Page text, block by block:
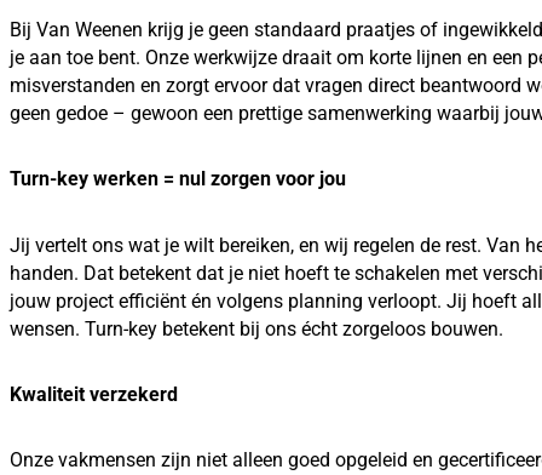
Bij Van Weenen krijg je geen standaard praatjes of
je aan toe bent. Onze werkwijze draait om korte lijnen en
misverstanden en zorgt ervoor dat vragen direct beantwoord
geen gedoe – gewoon een prettige samenwerking waarbij
Turn-key werken = nul zorgen voor jou
Jij vertelt ons wat je wilt bereiken, en wij regelen de rest. Van
handen. Dat betekent dat je niet hoeft te schakelen met
jouw project efficiënt én volgens planning verloopt. Jij hoeft
wensen. Turn-key betekent bij ons écht zorgeloos bouwen.
Kwaliteit verzekerd
Onze vakmensen zijn niet alleen goed opgeleid en